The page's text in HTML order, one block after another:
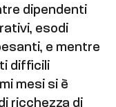
dipendenti
esodi
e mentre
difficili
mesi si è
ricchezza di